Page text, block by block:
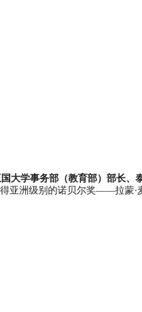
大学事务部（教育部）部长、
得亚洲级别的诺贝尔奖——拉蒙·